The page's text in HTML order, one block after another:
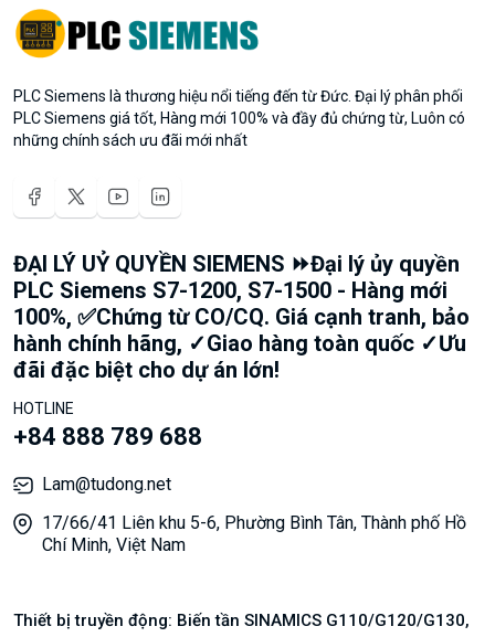
PLC Siemens là thương hiệu nổi tiếng đến từ Đức. Đại lý phân phối
PLC Siemens giá tốt, Hàng mới 100% và đầy đủ chứng từ, Luôn có
những chính sách ưu đãi mới nhất
ĐẠI LÝ UỶ QUYỀN SIEMENS ⏩Đại lý ủy quyền
PLC Siemens S7-1200, S7-1500 - Hàng mới
100%, ✅Chứng từ CO/CQ. Giá cạnh tranh, bảo
hành chính hãng, ✓Giao hàng toàn quốc ✓Ưu
đãi đặc biệt cho dự án lớn!
HOTLINE
+84 888 789 688
Lam@tudong.net
17/66/41 Liên khu 5-6, Phường Bình Tân, Thành phố Hồ
Chí Minh, Việt Nam
Thiết bị truyền động: Biến tần SINAMICS G110/G120/G130,